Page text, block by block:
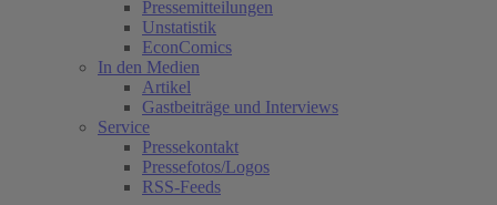
Pressemitteilungen
Unstatistik
EconComics
In den Medien
Artikel
Gastbeiträge und Interviews
Service
Pressekontakt
Pressefotos/Logos
RSS-Feeds